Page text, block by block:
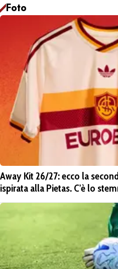
Foto
Away Kit 26/27: ecco la
ispirata alla Pietas. C'è lo